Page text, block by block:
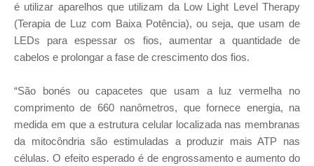
é utilizar aparelhos que utilizam da Low Light Level Therapy
(Terapia de Luz com Baixa Potência), ou seja, que usam de
LEDs para espessar os fios, aumentar a quantidade de
cabelos e prolongar a fase de crescimento dos fios.
“São bonés ou capacetes que usam a luz vermelha no
comprimento de 660 nanômetros, que fornece energia, na
medida em que a estrutura celular localizada nas membranas
da mitocôndria são estimuladas a produzir mais ATP nas
células. O efeito esperado é de engrossamento e aumento do